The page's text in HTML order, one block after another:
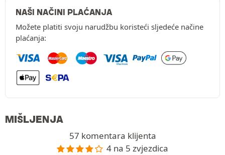
NAŠI NAČINI PLAĆANJA
Možete platiti svoju narudžbu koristeći sljedeće načine
plaćanja:
MIŠLJENJA
57 komentara klijenta
4 na 5 zvjezdica